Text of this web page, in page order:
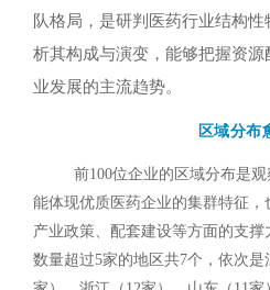
队格局，是研判医药行业结构
析其构成与演变，能够把握资
业发展的主流趋势。
区域分布
前100位企业的区域分布是
能体现优质医药企业的集群特征
产业政策、配套建设等方面的支撑
数量超过5家的地区共7个，依次是